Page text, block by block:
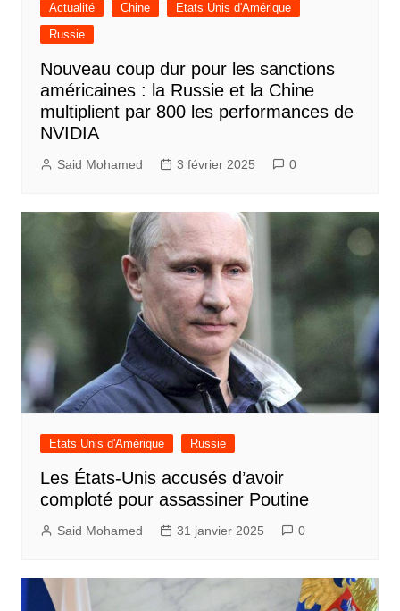
Actualité Chine
Etats Unis d'Amérique
Russie
Nouveau coup dur pour les sanctions
américaines : la Russie et la Chine
multiplient par 800 les performances de
NVIDIA
Said Mohamed 3 février 2025 0
Etats Unis d'Amérique Russie
Les États-Unis accusés d’avoir
comploté pour assassiner Poutine
Said Mohamed 31 janvier 2025 0